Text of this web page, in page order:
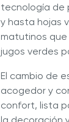
tecnología de
y hasta hojas
matutinos
jugos verdes
El cambio de
acogedor y
confort, lista
la decoración